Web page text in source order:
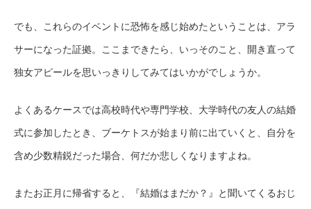
でも、これらのイベントに恐怖を感じ始めたということは、アラ
サーになった証拠。ここまできたら、いっそのこと、開き直って
独女アピールを思いっきりしてみてはいかがでしょうか。
よくあるケースでは高校時代や専門学校、大学時代の友人の結婚
式に参加したとき、ブーケトスが始まり前に出ていくと、自分を
含め少数精鋭だった場合、何だか悲しくなりますよね。
またお正月に帰省すると、『結婚はまだか？』と聞いてくるおじ